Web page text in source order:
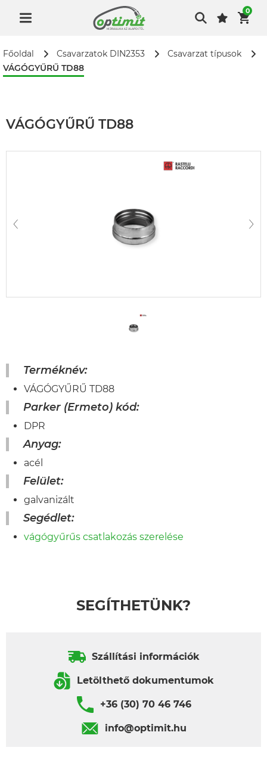
0
Főoldal Csavarzatok DIN2353
Csavarzat típusok
VÁGÓGYŰRŰ TD88
VÁGÓGYŰRŰ TD88
Terméknév:
VÁGÓGYŰRŰ TD88
Parker (Ermeto) kód:
DPR
Anyag:
acél
Felület:
galvanizált
Segédlet:
vágógyűrűs csatlakozás szerelése
SEGÍTHETÜNK?
Szállítási információk
Letölthető dokumentumok
+36 (30) 70 46 746
info@optimit.hu